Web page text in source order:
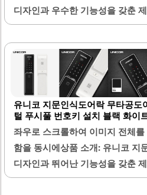
디자인과 우수한 기능성을 갖춘
문 인식과 카드키 기능을 제공하
합니다. 무인 매장이나 상가에서
리와의 호환성도 뛰어납니다.원
디서나 문을 열고 닫을 수 있어 편
편하여 전문가의 도움을 받아 쉽
앱을 통해 도어락의 상태를 실시
입 기록 관리도 가능합니다.이 제
서 유용하게 사용될 수 있으며, 고
돋보입니다. 전원 관리가 용이하
적인 사용이 가능합니다. 고객 상
유니코 지문인식도어락 무타공도
털 푸시풀 번호키 설치 블랙 화이
좌우로 스크롤하여 이미지 전체
함을 동시에상품 소개: 유니코 지
디자인과 뛰어난 기능성을 갖춘
으로 편리함을 제공합니다. 이 도